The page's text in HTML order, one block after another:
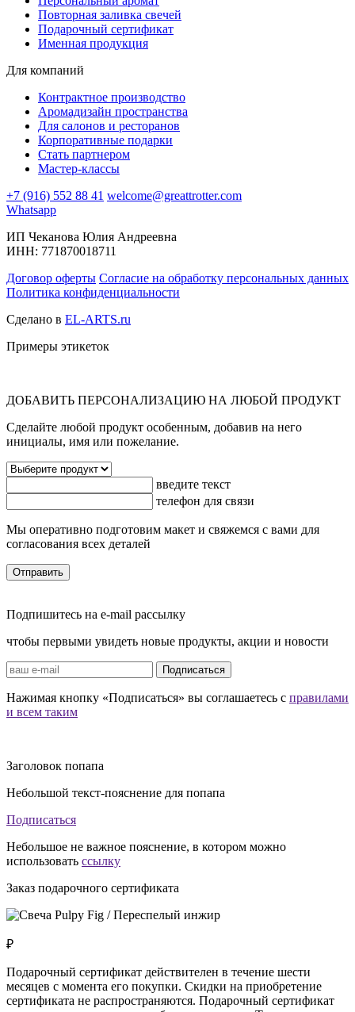
Повторная заливка свечей
Подарочный сертификат
Именная продукция
Для компаний
Контрактное производство
Аромадизайн пространства
Для салонов и ресторанов
Корпоративные подарки
Стать партнером
Мастер-классы
+7 (916) 552 88 41 welcome@greattrotter.com
Whatsapp
ИП Чеканова Юлия Андреевна
ИНН: 771870018711
Договор оферты Согласие на обработку персональных данных
Политика конфиденциальности
Сделано в EL-ARTS.ru
Примеры этикеток
ДОБАВИТЬ ПЕРСОНАЛИЗАЦИЮ НА ЛЮБОЙ ПРОДУКТ
Сделайте любой продукт особенным, добавив на него
инициалы, имя или пожелание.
введите текст
телефон для связи
Мы оперативно подготовим макет и свяжемся с вами для
согласования всех деталей
Отправить
Подпишитесь на e-mail рассылку
чтобы первыми увидеть новые продукты, акции и новости
Подписаться
Нажимая кнопку «Подписаться» вы соглашаетесь с правилами
и всем таким
Заголовок попапа
Небольшой текст-пояснение для попапа
Подписаться
Небольшое не важное пояснение, в котором можно
использовать ссылку
Заказ подарочного сертификата
₽
Подарочный сертификат действителен в течение шести
месяцев с момента его покупки. Скидки на приобретение
сертификата не распространяются. Подарочный сертификат